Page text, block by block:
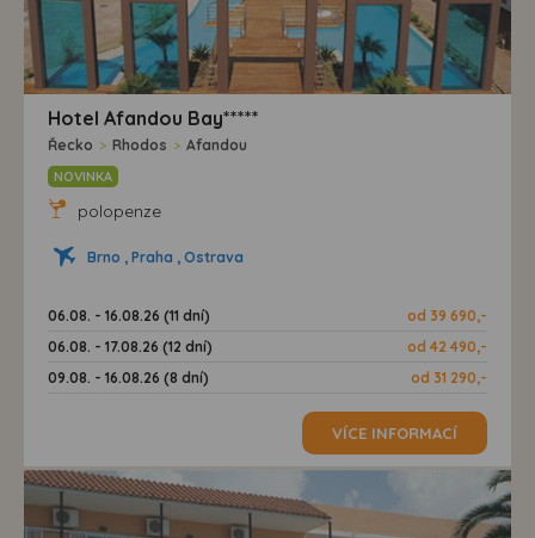
Hotel Afandou Bay*****
Řecko > Rhodos > Afandou
NOVINKA
polopenze
Brno , Praha , Ostrava
06.08. - 16.08.26 (11 dní)
od 39 690,-
06.08. - 17.08.26 (12 dní)
od 42 490,-
09.08. - 16.08.26 (8 dní)
od 31 290,-
VÍCE INFORMACÍ